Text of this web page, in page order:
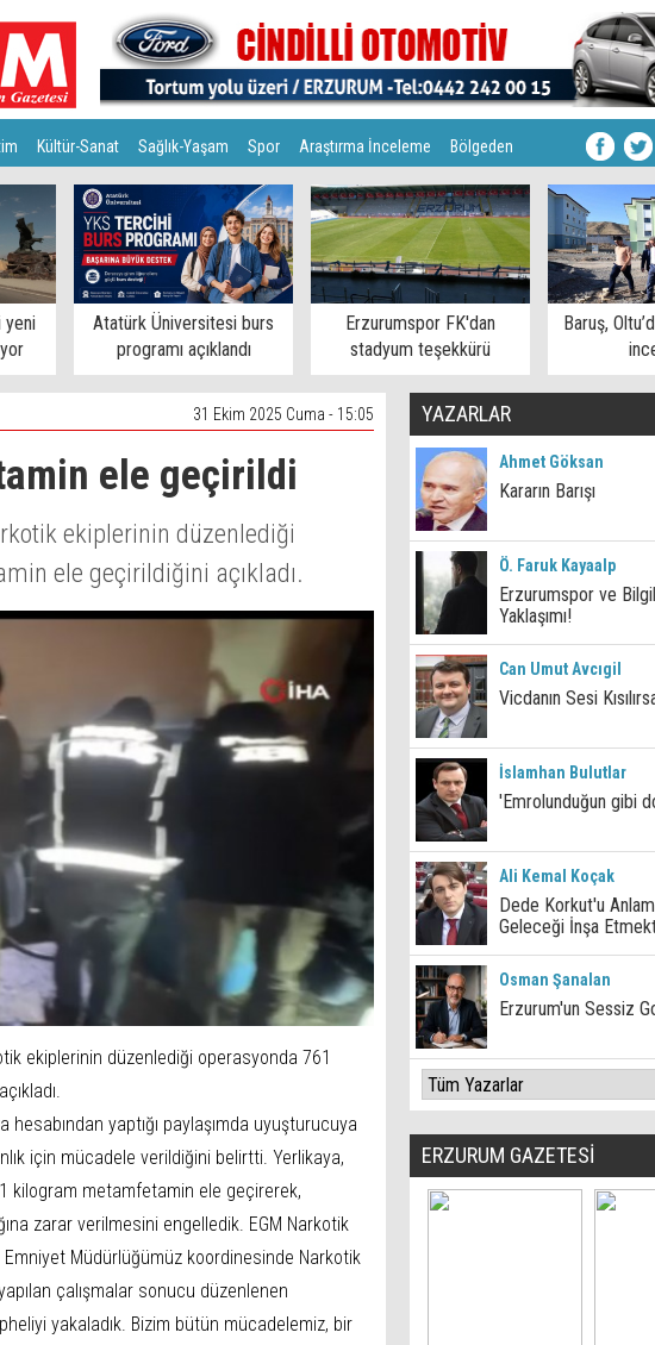
Kültür-Sanat Sağlık-Yaşam Spor Araştırma İnceleme Bölgeden
yeni
Atatürk Üniversitesi burs
programı açıklandı
Erzurumspor FK'dan
stadyum teşekkürü
Baruş,
31 Ekim 2025 Cuma - 15:05
ele geçirildi
ekiplerinin düzenlediği
ele geçirildiğini açıkladı.
ekiplerinin düzenlediği operasyonda 761
yaptığı paylaşımda uyuşturucuya
için mücadele verildiğini belirtti. Yerlikaya,
kilogram metamfetamin ele geçirerek,
zarar verilmesini engelledik. EGM Narkotik
Emniyet Müdürlüğümüz koordinesinde Narkotik
çalışmalar sonucu düzenlenen
yakaladık. Bizim bütün mücadelemiz, bir
YAZARLAR
Ahmet Göksan
Kararın Barışı
Ö. Faruk Kayaalp
Erzurumspor ve
Yaklaşımı!
Can Umut Avcıgil
Vicdanın Sesi
İslamhan Bulutlar
'Emrolunduğun gibi
Ali Kemal Koçak
Dede Korkut'u
Geleceği İnşa
Osman Şanalan
Erzurum'un Sessiz
ERZURUM GAZETESİ